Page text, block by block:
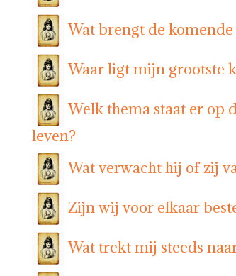
Wat brengt de
Waar ligt mijn grootste
Welk thema staat er
leven?
Wat verwacht hij of zij
Zijn wij voor elkaar
Wat trekt mij steeds